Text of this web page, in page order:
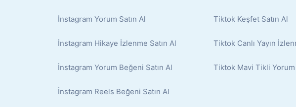
İnstagram Yorum Satın Al
İnstagram Hikaye İzlenme Satın Al
İnstagram Yorum Beğeni Satın Al
İnstagram Reels Beğeni Satın Al
Tiktok Keşfet Satın Al
Tiktok Canlı Yayın
Tiktok Mavi Tikli Yorum